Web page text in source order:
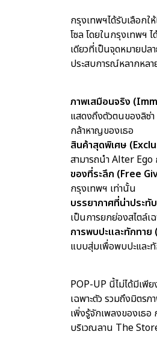
กรุงเทพฯได้รับเลือกใ
โซล โดยในกรุงเทพ
เดียวที่เป็นจุดหมายป
ประสบการณ์หลากหล
ภาพเสมือนจริง
แสดงถึงตัวตนของลิซ่
กล้าหาญของเธอ
สินค้าสุดพิเศษ
สามารถนำ Alter Ego
ของที่ระลึก (Free
กรุงเทพฯ เท่านั้น
บรรยากาศที่น่าประ
เป็นการยกย่องสไตล์เ
การพบปะและทักทา
แบบสุ่มเพื่อพบปะและ
POP-UP นี้ไม่ได้มีเ
เฉพาะตัว รวมถึงมิตร
เพิ่งรู้จักเพลงของเธ
บริเวณลาน The